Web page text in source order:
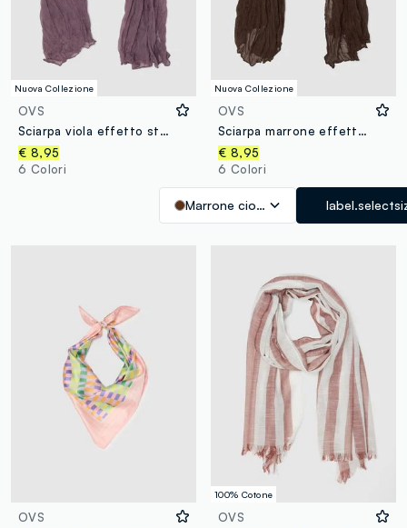
Nuova Collezione
OVS
Sciarpa viola effetto stropicciato semitrasparente
€ 8,95
6 Colori
Nuova Collezione
OVS
Sciarpa marrone effetto stropicciato semitrasparente
€ 8,95
6 Colori
Marrone cioccolato
OVS
100% Cotone
OVS